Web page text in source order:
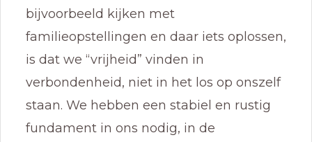
bijvoorbeeld kijken met
familieopstellingen en daar iets oplossen,
is dat we “vrijheid” vinden in
verbondenheid, niet in het los op onszelf
staan. We hebben een stabiel en rustig
fundament in ons nodig, in de